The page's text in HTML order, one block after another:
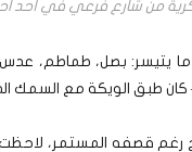
من شارع فرعي في أحد
يتيسر: بصل، طماطم،
كان طبق الويكة مع السمك
قصفه المستمر، لاحظت